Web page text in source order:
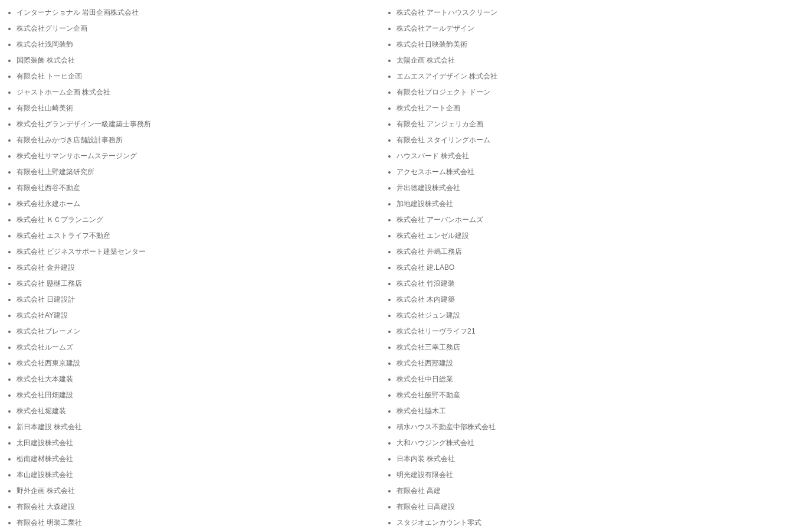
インターナショナル 岩田企画株式会社
株式会社 アートハウスクリーン
株式会社グリーン企画
株式会社アールデザイン
株式会社浅岡装飾
株式会社日映装飾美術
国際装飾 株式会社
太陽企画 株式会社
有限会社 トーヒ企画
エムエスアイデザイン 株式会社
ジャストホーム企画 株式会社
有限会社プロジェクト ドーン
有限会社山崎美術
株式会社アート企画
株式会社グランデザイン一級建築士事務所
有限会社 アンジェリカ企画
有限会社みかづき店舗設計事務所
有限会社 スタイリングホーム
株式会社サマンサホームステージング
ハウスバード 株式会社
有限会社上野建築研究所
アクセスホーム株式会社
有限会社西谷不動産
井出徳建設株式会社
株式会社永建ホーム
加地建設株式会社
株式会社 ＫＣプランニング
株式会社 アーバンホームズ
株式会社 エストライフ不動産
株式会社 エンゼル建設
株式会社 ビジネスサポート建築センター
株式会社 井嶋工務店
株式会社 金井建設
株式会社 建.LABO
株式会社 懸樋工務店
株式会社 竹浪建装
株式会社 日建設計
株式会社 木内建築
株式会社AY建設
株式会社ジュン建設
株式会社ブレーメン
株式会社リーヴライフ21
株式会社ルームズ
株式会社三幸工務店
株式会社西東京建設
株式会社西部建設
株式会社大本建装
株式会社中日総業
株式会社田畑建設
株式会社飯野不動産
株式会社堀建装
株式会社脇木工
新日本建設 株式会社
積水ハウス不動産中部株式会社
太田建設株式会社
大和ハウジング株式会社
栃南建材株式会社
日本内装 株式会社
本山建設株式会社
明光建設有限会社
野外企画 株式会社
有限会社 高建
有限会社 大森建設
有限会社 日高建設
有限会社 明装工業社
スタジオエンカウント零式